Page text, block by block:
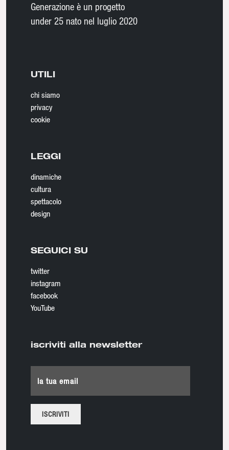
Generazione è un progetto
under 25 nato nel luglio 2020
UTILI
chi siamo
privacy
cookie
LEGGI
dinamiche
cultura
spettacolo
design
SEGUICI SU
twitter
instagram
facebook
YouTube
iscriviti alla newsletter
la tua email